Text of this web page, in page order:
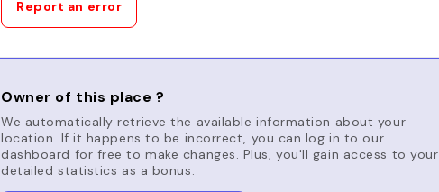
Report an error
Owner of this place ?
We automatically retrieve the available information about your
location. If it happens to be incorrect, you can log in to our
dashboard for free to make changes. Plus, you'll gain access to your
detailed statistics as a bonus.